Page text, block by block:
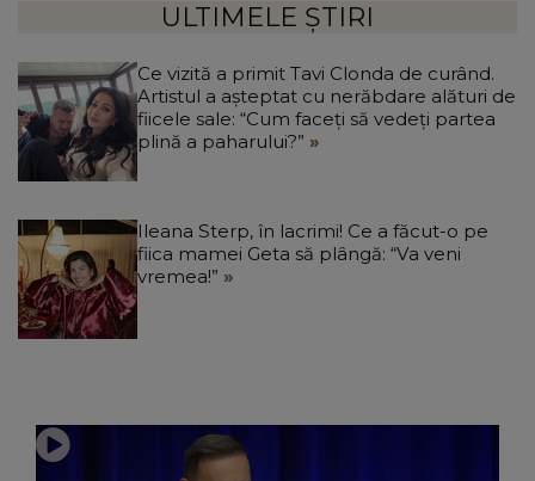
ULTIMELE ȘTIRI
Ce vizită a primit Tavi Clonda de curând.
Artistul a așteptat cu nerăbdare alături de
fiicele sale: “Cum faceți să vedeți partea
plină a paharului?”
Ileana Sterp, în lacrimi! Ce a făcut-o pe
fiica mamei Geta să plângă: “Va veni
vremea!”